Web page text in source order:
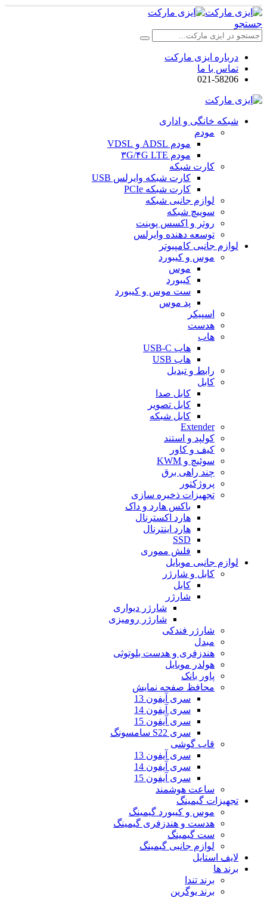
جستجو
درباره ایزی مارکت
تماس با ما
021-58206
شبکه خانگی و اداری
مودم
مودم ADSL و VDSL
مودم ۳G/۴G LTE
کارت شبکه
کارت شبکه وایرلس USB
کارت شبکه PCIe
لوازم جانبی شبکه
سوییچ شبکه
روتر و اکسس پوینت
توسعه دهنده وایرلس
لوازم جانبی کامپیوتر
موس و کیبورد
موس
کیبورد
ست موس و کیبورد
پد موس
اسپیکر
هدست
هاب
هاب USB-C
هاب USB
رابط و تبدیل
کابل
کابل صدا
کابل تصویر
کابل شبکه
Extender
کولپد و استند
کیف و کاور
سوئیچ و KWM
چند راهی برق
پروژکتور
تجهیزات ذخیره سازی
باکس هارد و داک
هارد اکسترنال
هارد اینترنال
SSD
فلش مموری
لوازم جانبی موبایل
کابل و شارژر
کابل
شارژر
شارژر دیواری
شارژر رومیزی
شارژر فندکی
مبدل
هندزفری و هدست بلوتوثی
هولدر موبایل
پاور بانک
محافظ صفحه نمایش
سری آیفون 13
سری آیفون 14
سری آیفون 15
سری S22 سامسونگ
قاب گوشی
سری آیفون 13
سری آیفون 14
سری آیفون 15
ساعت هوشمند
تجهیزات گیمینگ
موس و کیبورد گیمینگ
هدست و هندزفری گیمینگ
ست گیمینگ
لوازم جانبی گیمینگ
لایف استایل
برند ها
برند تندا
برند یوگرین